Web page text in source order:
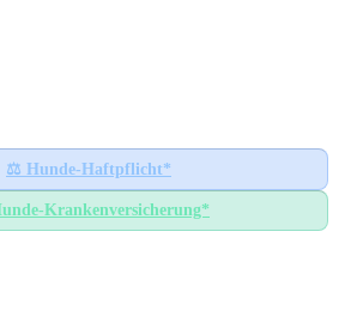
⚖️ Hunde-Haftpflicht*
Krankenversicherung*